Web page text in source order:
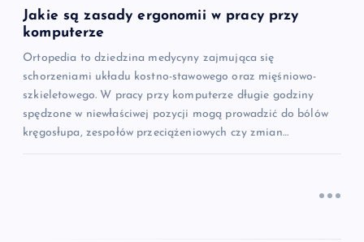
s
u
Jakie są zasady ergonomii w pracy przy
komputerze
Ortopedia to dziedzina medycyny zajmująca się
schorzeniami układu kostno-stawowego oraz mięśniowo-
szkieletowego. W pracy przy komputerze długie godziny
spędzone w niewłaściwej pozycji mogą prowadzić do bólów
kręgosłupa, zespołów przeciążeniowych czy zmian…